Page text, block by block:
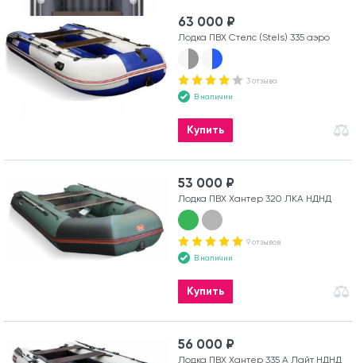
63 000 ₽
Лодка ПВХ Стелс (Stels) 335 аэро
3 отзыва
В наличии
Купить
53 000 ₽
Лодка ПВХ Хантер 320 ЛКА НДНД
9 отзывов
В наличии
Купить
56 000 ₽
Лодка ПВХ Хантер 335 А Лайт НДНД